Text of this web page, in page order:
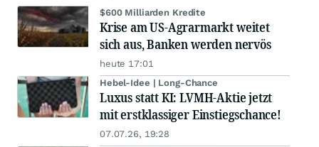
$600 Milliarden Kredite
Krise am US-Agrarmarkt weitet
sich aus, Banken werden nervös
heute 17:01
Hebel-Idee | Long-Chance
Luxus statt KI: LVMH-Aktie jetzt
mit erstklassiger Einstiegschance!
07.07.26, 19:28